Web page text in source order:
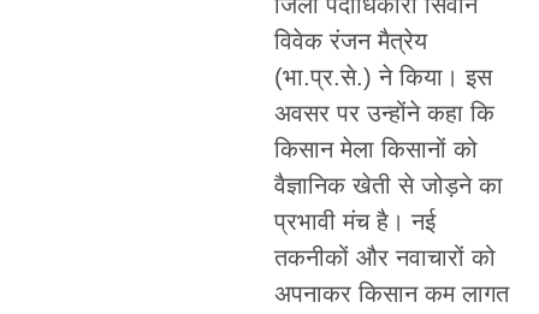
विवेक रंजन मैत्रेय
(भा.प्र.से.) ने किया। इस
अवसर पर उन्होंने कहा कि
किसान मेला किसानों को
वैज्ञानिक खेती से जोड़ने का
प्रभावी मंच है। नई
तकनीकों और नवाचारों को
अपनाकर किसान कम लागत